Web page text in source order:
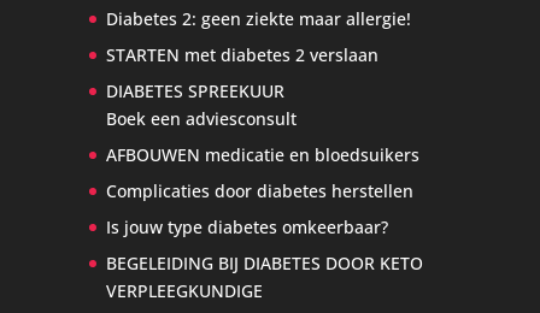
Diabetes 2: geen ziekte maar allergie!
STARTEN met diabetes 2 verslaan
DIABETES SPREEKUUR
Boek een adviesconsult
AFBOUWEN medicatie en bloedsuikers
Complicaties door diabetes herstellen
Is jouw type diabetes omkeerbaar?
BEGELEIDING BIJ DIABETES DOOR KETO
VERPLEEGKUNDIGE